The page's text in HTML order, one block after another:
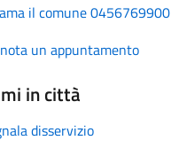
il comune 0456769900
un appuntamento
in città
disservizio